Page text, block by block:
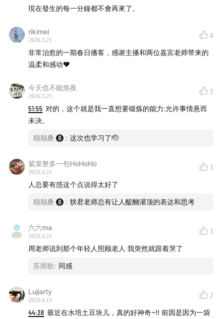
現在發生的每一分鐘都不會再來了。
rikimei
2026.3.21
4
非常治愈的一期春日播客，感谢主播和两位嘉宾老师带来的
温柔和感动❤️
今天也不能熬夜
2026.3.25
2
51:55 对的，这个就是我一直想要锻炼的能力:允许事情悬而
未决。
颠颠桑 : 这次也学习了🫡
紫菜整多一包HoHoHo
2026.3.21
3
人总要有惑这个点说得太好了
颠颠桑 : 轶君老师总有让人醍醐灌顶的表达和思考
六六ma
2026.3.21
3
周老师说到那个年轻人照顾老人 我突然就跟着哭了
苏雨歌: 同感
Lujiarty
2026.4.15
2
44:38 最近在水培土豆块儿，真的好神奇~!! 前因是因为一袋